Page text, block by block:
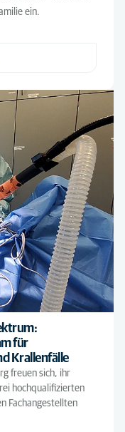
ein.
für
Krallenfälle
freuen sich, ihr
hochqualifizierten
Fachangestellten